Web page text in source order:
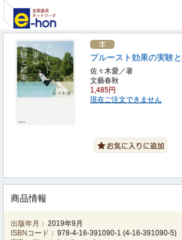
プルースト効果の実験
佐々木愛／著
文藝春秋
1,485円
現在ご注文できません
商品情報
出版年月： 2019年9月
ISBNコード： 978-4-16-391090-1 (4-16-391090-5)